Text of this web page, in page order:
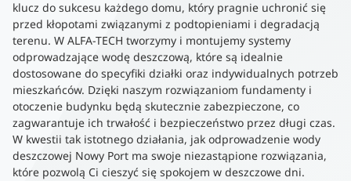
klucz do sukcesu każdego domu, który pragnie uchronić się
przed kłopotami związanymi z podtopieniami i degradacją
terenu. W ALFA-TECH tworzymy i montujemy systemy
odprowadzające wodę deszczową, które są idealnie
dostosowane do specyfiki działki oraz indywidualnych potrzeb
mieszkańców. Dzięki naszym rozwiązaniom fundamenty i
otoczenie budynku będą skutecznie zabezpieczone, co
zagwarantuje ich trwałość i bezpieczeństwo przez długi czas.
W kwestii tak istotnego działania, jak odprowadzenie wody
deszczowej Nowy Port ma swoje niezastąpione rozwiązania,
które pozwolą Ci cieszyć się spokojem w deszczowe dni.